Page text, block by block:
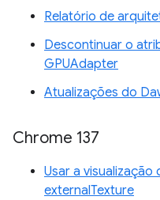
Relatório de
Descontinuar o
GPUAdapter
Atualizações do
Chrome 137
Usar a
externalTexture